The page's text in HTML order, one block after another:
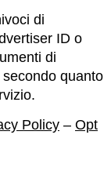
di
ID o
di
quanto
Policy – Opt